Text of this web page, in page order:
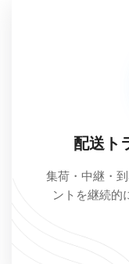
配送ト
集荷・中継・
ントを継続的